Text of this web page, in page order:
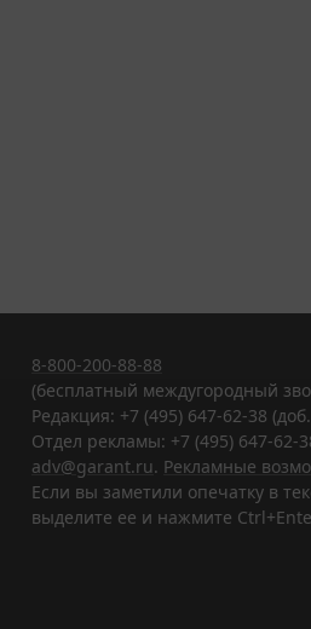
8-800-200-88-88
(бесплатный междугородный
Редакция: +7 (495) 647-62-38
Отдел рекламы: +7 (495) 647-62-
adv@garant.ru. Рекламные
Если вы заметили опечатку в
выделите ее и нажмите